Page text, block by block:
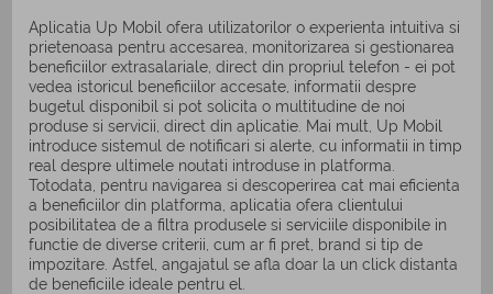
Aplicatia Up Mobil ofera utilizatorilor o experienta intuitiva si
prietenoasa pentru accesarea, monitorizarea si gestionarea
beneficiilor extrasalariale, direct din propriul telefon - ei pot
vedea istoricul beneficiilor accesate, informatii despre
bugetul disponibil si pot solicita o multitudine de noi
produse si servicii, direct din aplicatie. Mai mult, Up Mobil
introduce sistemul de notificari si alerte, cu informatii in timp
real despre ultimele noutati introduse in platforma.
Totodata, pentru navigarea si descoperirea cat mai eficienta
a beneficiilor din platforma, aplicatia ofera clientului
posibilitatea de a filtra produsele si serviciile disponibile in
functie de diverse criterii, cum ar fi pret, brand si tip de
impozitare. Astfel, angajatul se afla doar la un click distanta
de beneficiile ideale pentru el.